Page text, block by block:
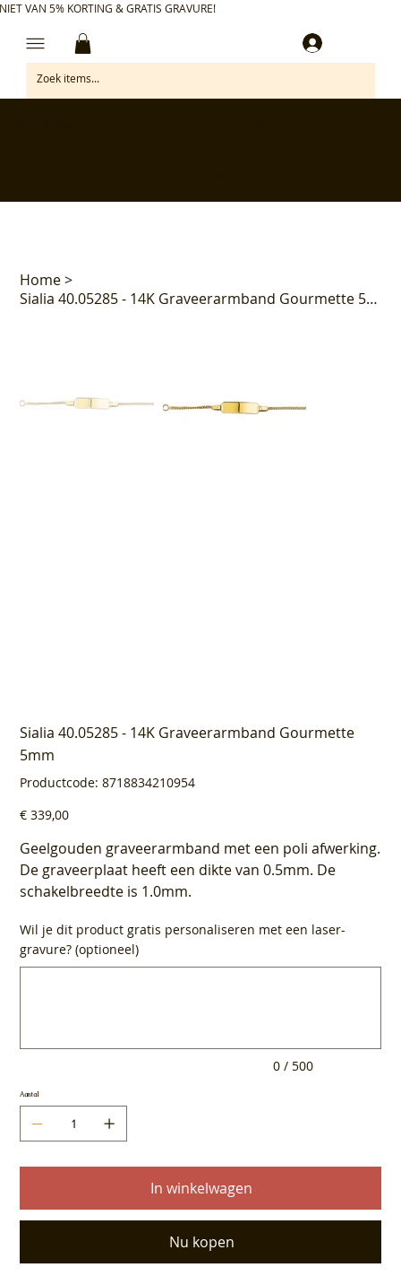
VAN 5% KORTING & GRATIS GRAVURE!
Home>
Sialia 40.05285 - 14K Graveerarmband Gourmette 5mm
Sialia 40.05285 - 14K Graveerarmband Gourmette
5mm
Productcode: Productcode
8718834210954
8718834210954
Prijs
€ 339,00
Geelgouden graveerarmband met een poli afwerking.
De graveerplaat heeft een dikte van 0.5mm. De
schakelbreedte is 1.0mm.
Wil je dit product gratis personaliseren met een laser-
gravure? (optioneel)
0 / 500
Aantal
In winkelwagen
Nu kopen